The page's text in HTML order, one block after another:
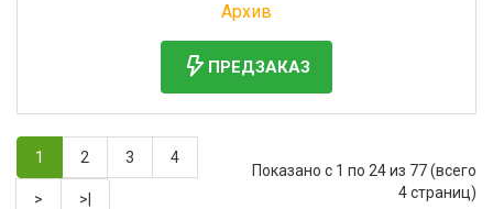
Архив
ПРЕДЗАКАЗ
1 2 3 4
> >|
Показано с 1 по 24 из 77 (всего
4 страниц)